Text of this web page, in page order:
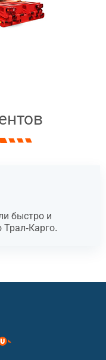
быстро и
Карго.